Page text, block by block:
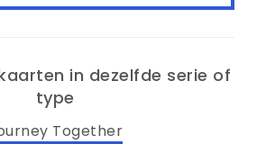
in dezelfde serie of
type
Together